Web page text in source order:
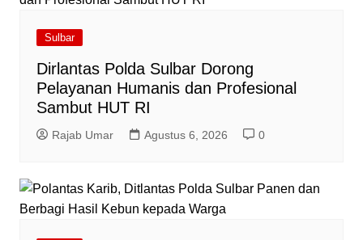
Sulbar
Dirlantas Polda Sulbar Dorong
Pelayanan Humanis dan Profesional
Sambut HUT RI
Rajab Umar Agustus 6, 2026 0